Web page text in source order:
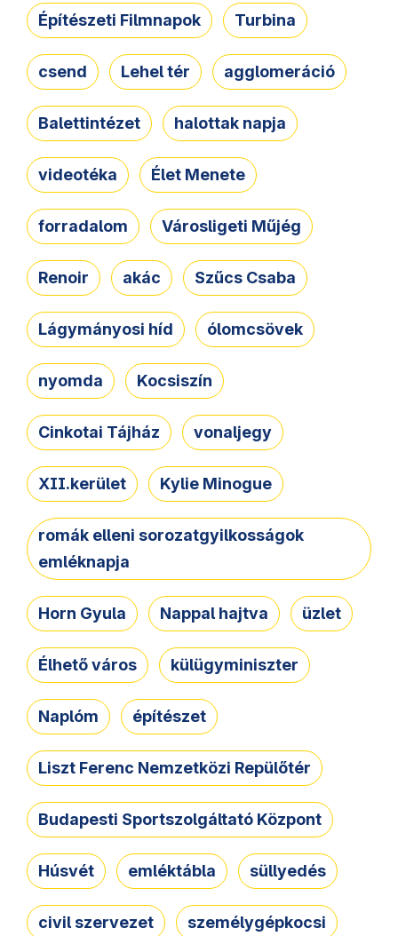
Építészeti Filmnapok Turbina
csend Lehel tér agglomeráció
Balettintézet halottak napja
videotéka Élet Menete
forradalom Városligeti Műjég
Renoir akác Szűcs Csaba
Lágymányosi híd ólomcsövek
nyomda Kocsiszín
Cinkotai Tájház vonaljegy
XII.kerület Kylie Minogue
romák elleni sorozatgyilkosságok
emléknapja
Horn Gyula Nappal hajtva üzlet
Élhető város külügyminiszter
Naplóm építészet
Liszt Ferenc Nemzetközi Repülőtér
Budapesti Sportszolgáltató Központ
Húsvét emléktábla süllyedés
civil szervezet személygépkocsi